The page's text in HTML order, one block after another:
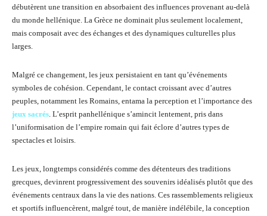
débutèrent une transition en absorbaient des influences provenant au-delà
du monde hellénique. La Grèce ne dominait plus seulement localement,
mais composait avec des échanges et des dynamiques culturelles plus
larges.
Malgré ce changement, les jeux persistaient en tant qu’événements
symboles de cohésion. Cependant, le contact croissant avec d’autres
peuples, notamment les Romains, entama la perception et l’importance des
jeux sacrés. L’esprit panhellénique s’amincit lentement, pris dans
l’uniformisation de l’empire romain qui fait éclore d’autres types de
spectacles et loisirs.
Les jeux, longtemps considérés comme des détenteurs des traditions
grecques, devinrent progressivement des souvenirs idéalisés plutôt que des
événements centraux dans la vie des nations. Ces rassemblements religieux
et sportifs influencèrent, malgré tout, de manière indélébile, la conception